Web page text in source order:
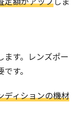
す。レンズポー
す。
ディションの機材